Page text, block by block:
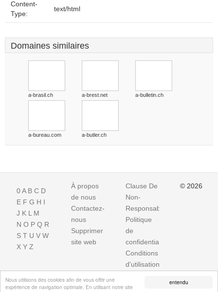
entendu
Nous utilisons des cookies afin de vous offrir une
expérience de navigation optimale. En utilisant notre site
Content-
Type:
text/html
Domaines similaires
a-brasil.ch a-brest.net a-bulletin.ch
a-bureau.com a-butler.ch
0A B C D
E F G H I
J K L M
N O P Q R
S T U V W
X Y Z
À propos
de nous
Contactez-
nous
Supprimer
site web
Clause De
Non-
Responsabilite
Politique
de
confidentialité
Conditions
d'utilisation
© 2026